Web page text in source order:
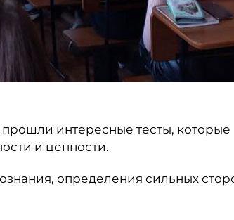
интересные тесты, которые
и ценности.
определения сильных